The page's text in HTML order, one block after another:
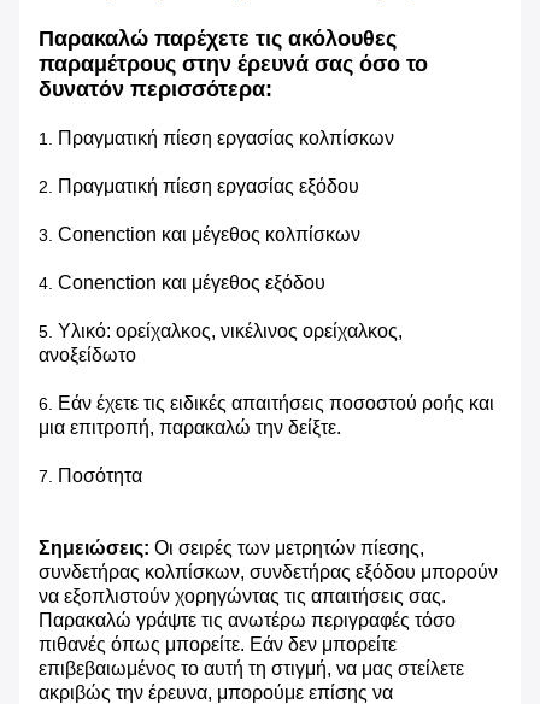
Παρακαλώ παρέχετε τις ακόλουθες
παραμέτρους στην έρευνά σας όσο το
δυνατόν περισσότερα:
1. Πραγματική πίεση εργασίας κολπίσκων
2. Πραγματική πίεση εργασίας εξόδου
3. Conenction και μέγεθος κολπίσκων
4. Conenction και μέγεθος εξόδου
5. Υλικό: ορείχαλκος, νικέλινος ορείχαλκος,
ανοξείδωτο
6.
Εάν έχετε τις ειδικές απαιτήσεις ποσοστού ροής και
μια επιτροπή, παρακαλώ την δείξτε.
7. Ποσότητα
Σημειώσεις: Οι σειρές των μετρητών πίεσης,
συνδετήρας κολπίσκων, συνδετήρας εξόδου μπορούν
να εξοπλιστούν χορηγώντας τις απαιτήσεις σας.
Παρακαλώ γράψτε τις ανωτέρω περιγραφές τόσο
πιθανές όπως μπορείτε. Εάν δεν μπορείτε
επιβεβαιωμένος το αυτή τη στιγμή, να μας στείλετε
ακριβώς την έρευνα, μπορούμε επίσης να